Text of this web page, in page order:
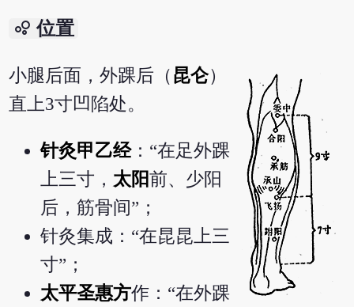
bubble_chart 位置
小腿后面，外踝后（ 昆仑）
直上3寸凹陷处。
针灸甲乙经：“在足外踝
上三寸， 太阳前、少阳
后，筋骨间”；
针灸集成：“在昆昆上三
寸”；
太平圣惠方作：“在外踝